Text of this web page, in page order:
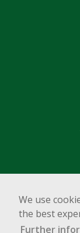
We use
the best
Further